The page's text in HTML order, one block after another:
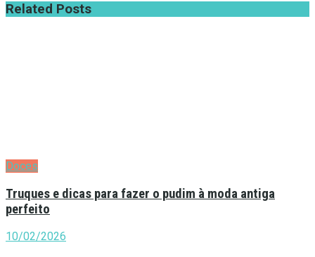
Related Posts
Doces
Truques e dicas para fazer o pudim à moda antiga
perfeito
10/02/2026